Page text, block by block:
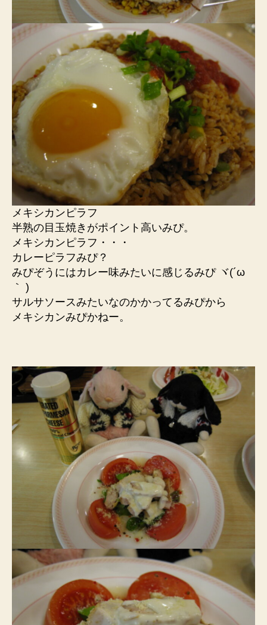
メキシカンピラフ
半熟の目玉焼きがポイント高いみぴ。
メキシカンピラフ・・・
カレーピラフみぴ？
みぴぞうにはカレー味みたいに感じるみぴ ヾ(´ω
｀ )ゝ
サルサソースみたいなのかかってるみぴから
メキシカンみぴかねー。